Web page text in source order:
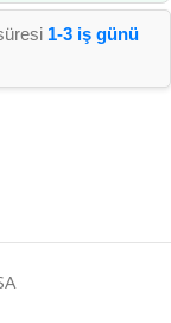
1-3 iş günü